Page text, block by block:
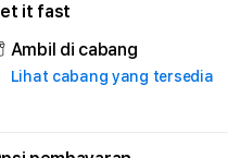
MPOGACOR
#3
TradiTours
Jasa
Jasa
it fast
Ambil di cabang
Lihat cabang yang tersedia